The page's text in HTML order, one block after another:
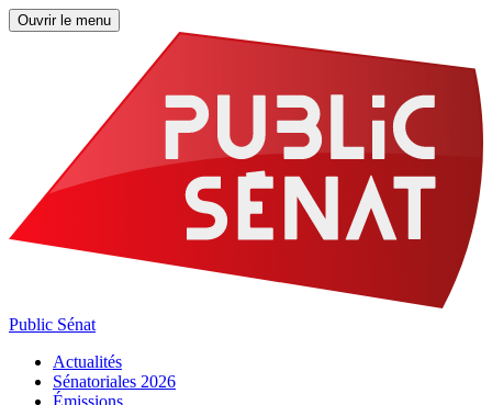
Ouvrir le menu
Public Sénat
Actualités
Sénatoriales 2026